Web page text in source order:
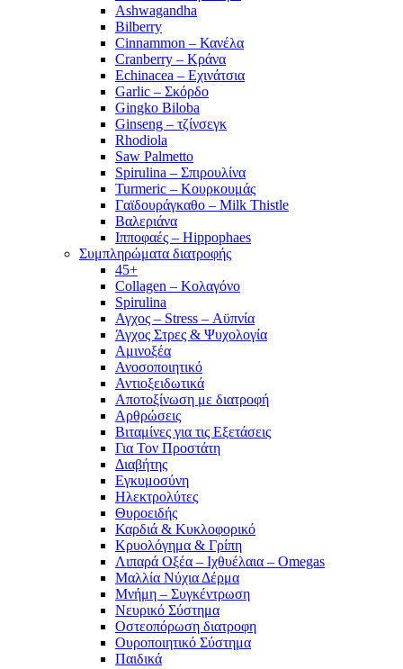
Ashwagandha
Bilberry
Cinnammon – Κανέλα
Cranberry – Κράνα
Echinacea – Εχινάτσια
Garlic – Σκόρδο
Gingko Biloba
Ginseng – τζίνσεγκ
Rhodiola
Saw Palmetto
Spirulina – Σπιρουλίνα
Turmeric – Κουρκουμάς
Γαϊδουράγκαθο – Milk Thistle
Βαλεριάνα
Ιπποφαές – Hippophaes
Συμπληρώματα διατροφής
45+
Collagen – Κολαγόνο
Spirulina
Αγχος – Stress – Αϋπνία
Άγχος Στρες & Ψυχολογία
Αμινοξέα
Ανοσοποιητικό
Αντιοξειδωτικά
Αποτοξίνωση με διατροφή
Αρθρώσεις
Βιταμίνες για τις Εξετάσεις
Για Τον Προστάτη
Διαβήτης
Εγκυμοσύνη
Ηλεκτρολύτες
Θυροειδής
Καρδιά & Κυκλοφορικό
Κρυολόγημα & Γρίπη
Λιπαρά Οξέα – Ιχθυέλαια – Omegas
Μαλλία Νύχια Δέρμα
Μνήμη – Συγκέντρωση
Νευρικό Σύστημα
Οστεοπόρωση διατροφη
Ουροποιητικό Σύστημα
Παιδικά